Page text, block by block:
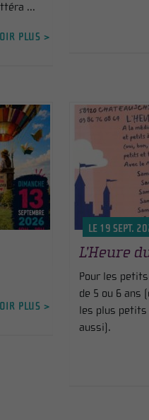
...
PLUS >
PLUS >
LE 19 SEPT.
L’Heure
Pour les
de 5 ou 6 ans
les plus
aussi).